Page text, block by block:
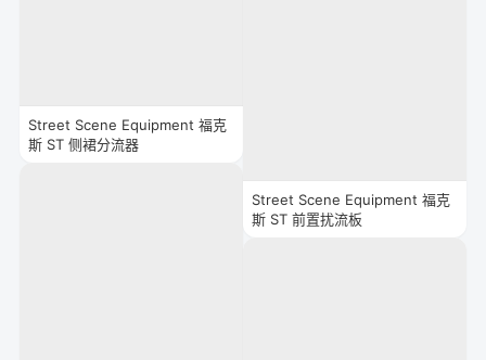
Street Scene Equipment 福克
斯 ST 侧裙分流器
Street Scene Equipment 福克
斯 ST 前置扰流板